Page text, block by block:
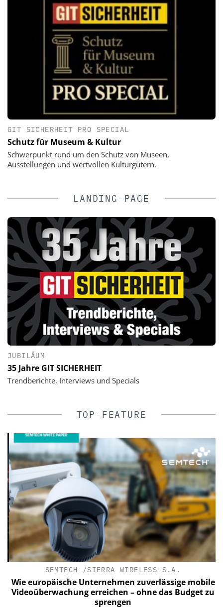
GIT SICHERHEIT PRO SPECIAL
Schutz für Museum & Kultur
Schwerpunkt rund um den Schutz von Museen,
Ausstellungen und wertvollen Kulturgütern.
LANDING-PAGE
JUBILÄUM
35 Jahre GIT SICHERHEIT
Trendberichte, Interviews und Specials
TOP-FEATURE
SEMTECH /SIERRA WIRELESS S.A.
Wie europäische Unternehmen zuverlässige mobile
Videoüberwachung erreichen – ohne das Budget zu
sprengen